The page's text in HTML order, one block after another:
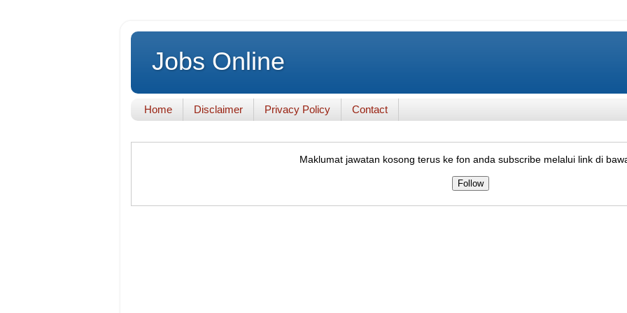
Jobs Online
Home Disclaimer Privacy Policy Contact
Maklumat jawatan kosong terus ke fon anda subscribe melalui link di